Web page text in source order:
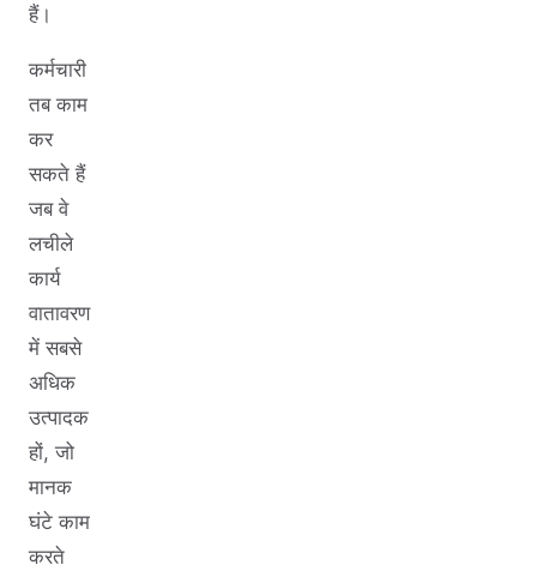
हैं।
कर्मचारी
तब काम
कर
सकते हैं
जब वे
लचीले
कार्य
वातावरण
में सबसे
अधिक
उत्पादक
हों, जो
मानक
घंटे काम
करते